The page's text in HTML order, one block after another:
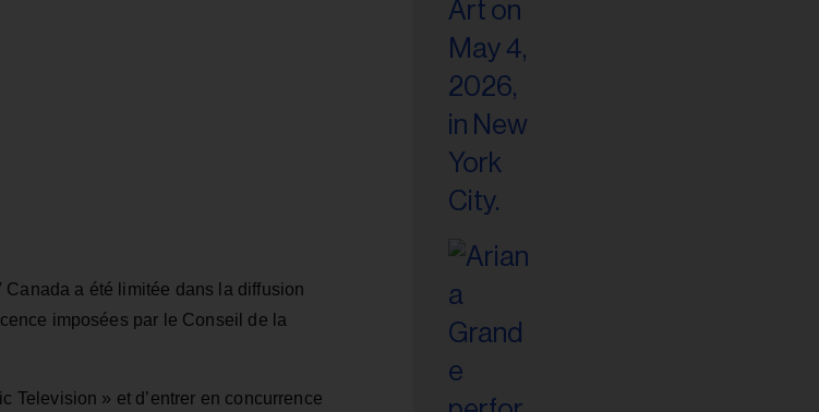
a été limitée dans la diffusion
imposées par le Conseil de la
Television » et d’entrer en concurrence